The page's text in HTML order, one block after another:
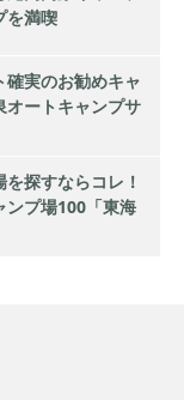
を満喫
実のお勧めキャ
オートキャンプサ
探すならコレ！
ンプ場100「東海